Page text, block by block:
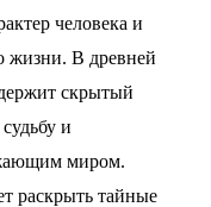
человека и
жизни. В древней
скрытый
и
миром.
раскрыть тайные